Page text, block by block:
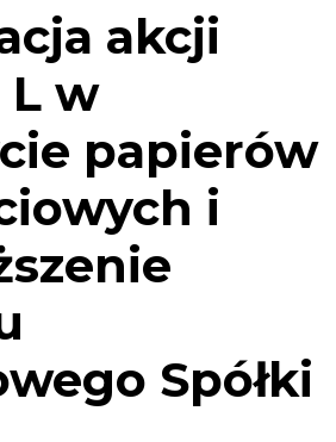
akcji
L w
papierów
i
Spółki